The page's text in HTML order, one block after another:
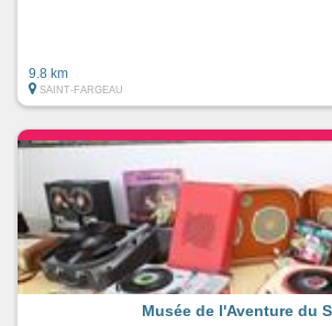
9.8 km
SAINT-FARGEAU
Musée de l'Aventure du